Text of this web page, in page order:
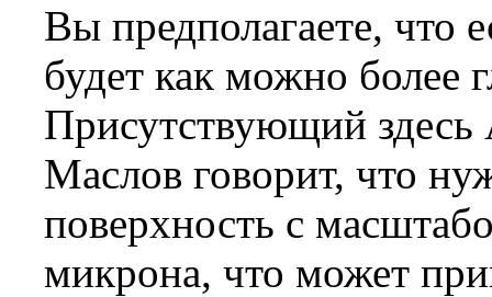
Вы предполагаете, что
будет как можно более
Присутствующий здесь
Маслов говорит, что
поверхность с
микрона, что может